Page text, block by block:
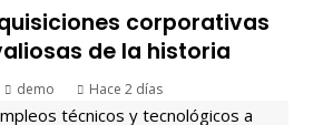
corporativas
de la historia
demo Hace 2 días